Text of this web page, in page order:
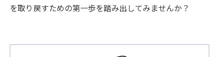
を取り戻すための第一歩を踏み出してみませんか？